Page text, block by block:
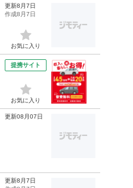
更新8月7日
作成8月7日
お気に入り
提携サイト
お気に入り
更新08月07日
更新8月7日